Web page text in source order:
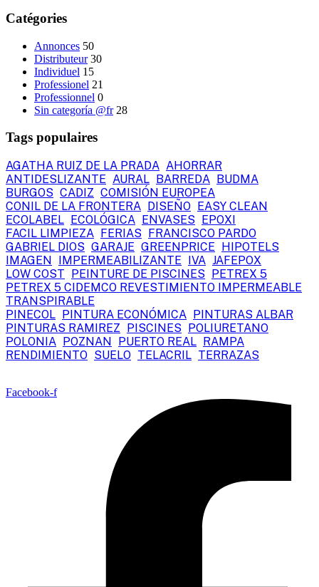
Catégories
Annonces 50
Distributeur 30
Individuel 15
Professionel 21
Professionnel 0
Sin categoría @fr 28
Tags populaires
AGATHA RUIZ DE LA PRADA AHORRAR
ANTIDESLIZANTE AURAL BARREDA BUDMA
BURGOS CADIZ COMISIÓN EUROPEA
CONIL DE LA FRONTERA DISEÑO EASY CLEAN
ECOLABEL ECOLÓGICA ENVASES EPOXI
FACIL LIMPIEZA FERIAS FRANCISCO PARDO
GABRIEL DIOS GARAJE GREENPRICE HIPOTELS
IMAGEN IMPERMEABILIZANTE IVA JAFEPOX
LOW COST PEINTURE DE PISCINES PETREX 5
PETREX 5 CIDEMCO REVESTIMIENTO IMPERMEABLE
TRANSPIRABLE
PINECOL PINTURA ECONÓMICA PINTURAS ALBAR
PINTURAS RAMIREZ PISCINES POLIURETANO
POLONIA POZNAN PUERTO REAL RAMPA
RENDIMIENTO SUELO TELACRIL TERRAZAS
Facebook-f